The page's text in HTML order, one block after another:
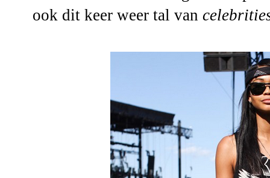
ook dit keer weer tal van